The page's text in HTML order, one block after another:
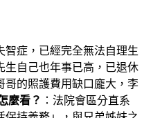
智症，已經完全無法自理生
生自己也年事已高，已退休
哥的照護費用缺口龐大，李
麼看？ ：法院會區分直系